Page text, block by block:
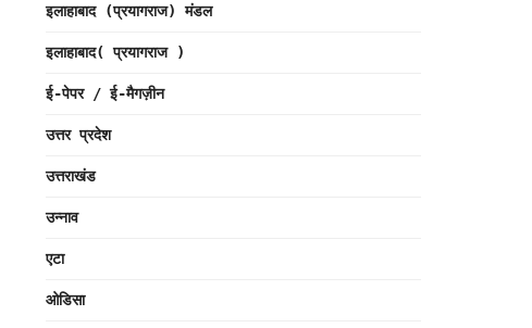
इलाहाबाद (प्रयागराज) मंडल
इलाहाबाद( प्रयागराज )
ई-पेपर / ई-मैगज़ीन
उत्तर प्रदेश
उत्तराखंड
उन्नाव
एटा
ओडिसा